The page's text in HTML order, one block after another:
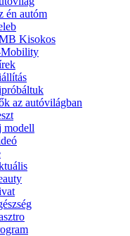
én autóm
Kisokos
az autóvilágban
modell